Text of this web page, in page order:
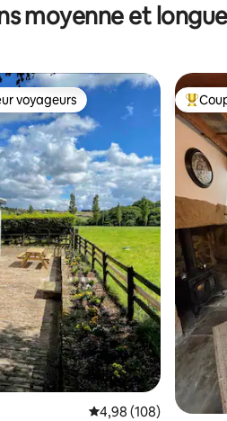
moyenne et
de 314 commentaires : 4,96 sur 5
voyageurs les plus appréciés
voyageurs
Évaluation moyenne
4,98 (108)